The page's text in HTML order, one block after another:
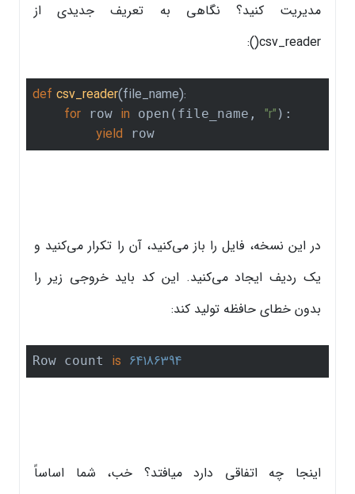
مدیریت کنید؟ نگاهی به تعریف جدیدی از
csv_reader():
def csv_reader(file_name):
for row in open(file_name, "r" ):
yield row
در این نسخه، فایل را باز می‌کنید، آن را تکرار می‌کنید و
یک ردیف ایجاد می‌کنید. این کد باید خروجی زیر را
بدون خطای حافظه تولید کند:
Row count is 64186394
اینجا چه اتفاقی دارد میافتد؟ خب، شما اساساً